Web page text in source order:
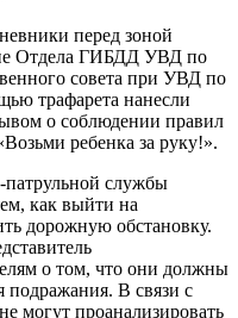
перед зоной
Отдела ГИБДД УВД по
совета при УВД по
трафарета нанесли
о соблюдении правил
ребенка за руку!».
службы
как выйти на
дорожную обстановку.
о том, что они должны
подражания. В связи с
могут проанализировать